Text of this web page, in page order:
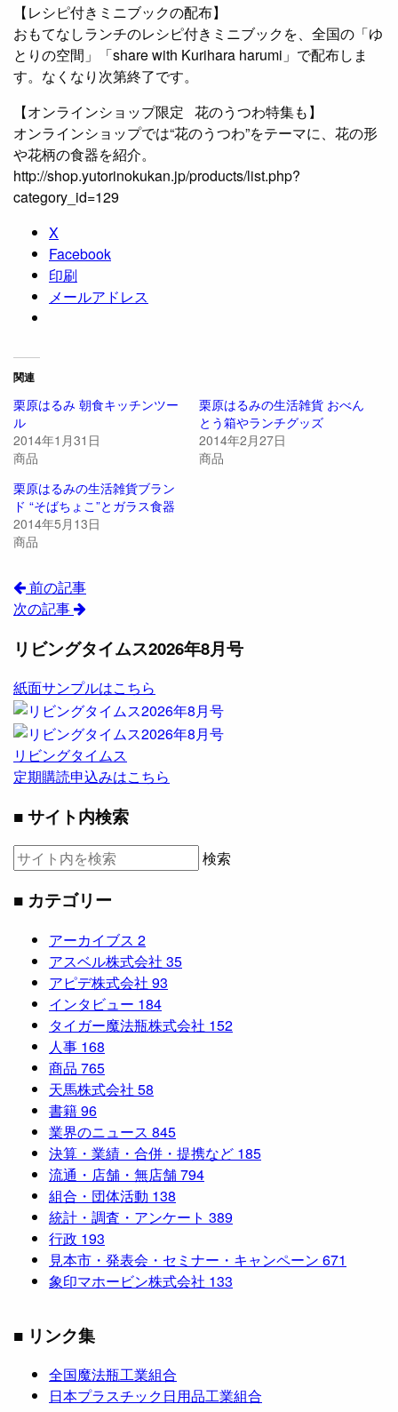
【レシピ付きミニブックの配布】
おもてなしランチのレシピ付きミニブックを、全国の「ゆ
とりの空間」「share with Kurihara harumi」で配布しま
す。なくなり次第終了です。
【オンラインショップ限定 花のうつわ特集も】
オンラインショップでは“花のうつわ”をテーマに、花の形
や花柄の食器を紹介。
http://shop.yutorinokukan.jp/products/list.php?
category_id=129
X
Facebook
印刷
メールアドレス
関連
栗原はるみ 朝食キッチンツー
ル
2014年1月31日
商品
栗原はるみの生活雑貨 おべん
とう箱やランチグッズ
2014年2月27日
商品
栗原はるみの生活雑貨ブラン
ド “そばちょこ”とガラス食器
2014年5月13日
商品
前の記事
次の記事
リビングタイムス2026年8月号
紙面サンプルはこちら
リビングタイムス
定期購読申込みはこちら
■ サイト内検索
検索
■ カテゴリー
アーカイブス 2
アスベル株式会社 35
アピデ株式会社 93
インタビュー 184
タイガー魔法瓶株式会社 152
人事 168
商品 765
天馬株式会社 58
書籍96
業界のニュース 845
決算・業績・合併・提携など 185
流通・店舗・無店舗794
組合・団体活動 138
統計・調査・アンケート 389
行政 193
見本市・発表会・セミナー・キャンペーン 671
象印マホービン株式会社 133
■ リンク集
全国魔法瓶工業組合
日本プラスチック日用品工業組合